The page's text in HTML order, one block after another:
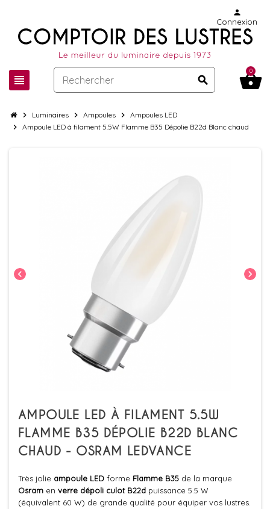
view_headline search
person
Connexion
shopping_basket
0
chevron_right Luminaires chevron_right Ampoules chevron_right Ampoules LED
chevron_right Ampoule LED à filament 5.5W Flamme B35 Dépolie B22d Blanc chaud
chevron_left chevron_right
AMPOULE LED À FILAMENT 5.5W
FLAMME B35 DÉPOLIE B22D BLANC
CHAUD - OSRAM LEDVANCE
Très jolie ampoule LED forme Flamme B35 de la marque
Osram en verre dépoli culot B22d puissance 5.5 W
(équivalent 60 W) de grande qualité pour équiper vos lustres.